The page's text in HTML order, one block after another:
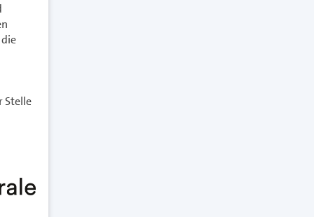
Stelle